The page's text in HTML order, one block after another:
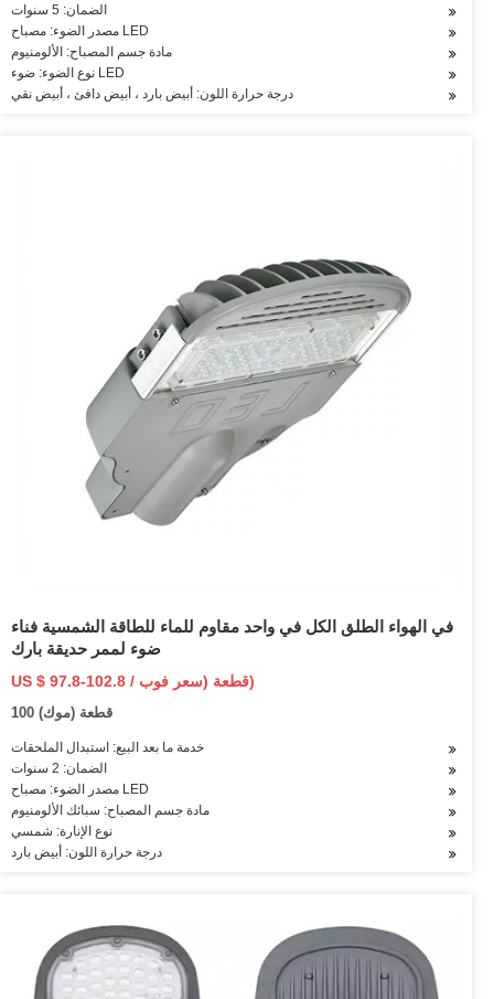
الضمان: 5 سنوات
مصدر الضوء: مصباح LED
مادة جسم المصباح: الألومنيوم
نوع الضوء: ضوء LED
درجة حرارة اللون: أبيض بارد ، أبيض دافئ ، أبيض نقي
في الهواء الطلق الكل في واحد مقاوم للماء للطاقة الشمسية فناء
ضوء لممر حديقة بارك
US $ 97.8-102.8 / قطعة (سعر فوب)
100 قطعة (موك)
خدمة ما بعد البيع: استبدال الملحقات
الضمان: 2 سنوات
مصدر الضوء: مصباح LED
مادة جسم المصباح: سبائك الألومنيوم
نوع الإنارة: شمسي
درجة حرارة اللون: أبيض بارد